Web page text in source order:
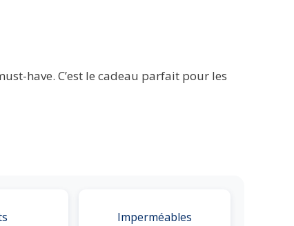
have. C’est le cadeau parfait pour les
Imperméables